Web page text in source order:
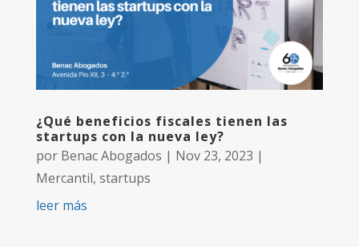
¿Qué beneficios fiscales tienen las
startups con la nueva ley?
por Benac Abogados | Nov 23, 2023 |
Mercantil, startups
leer más